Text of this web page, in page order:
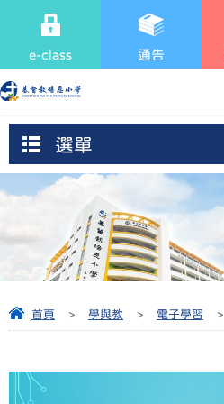
e-class 通告
選單
首頁 > 學與教 > 電子學習 >